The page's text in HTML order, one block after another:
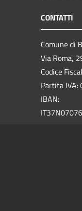
CONTATTI
Comune di
Via Roma,
Codice
Partita IVA:
IBAN: